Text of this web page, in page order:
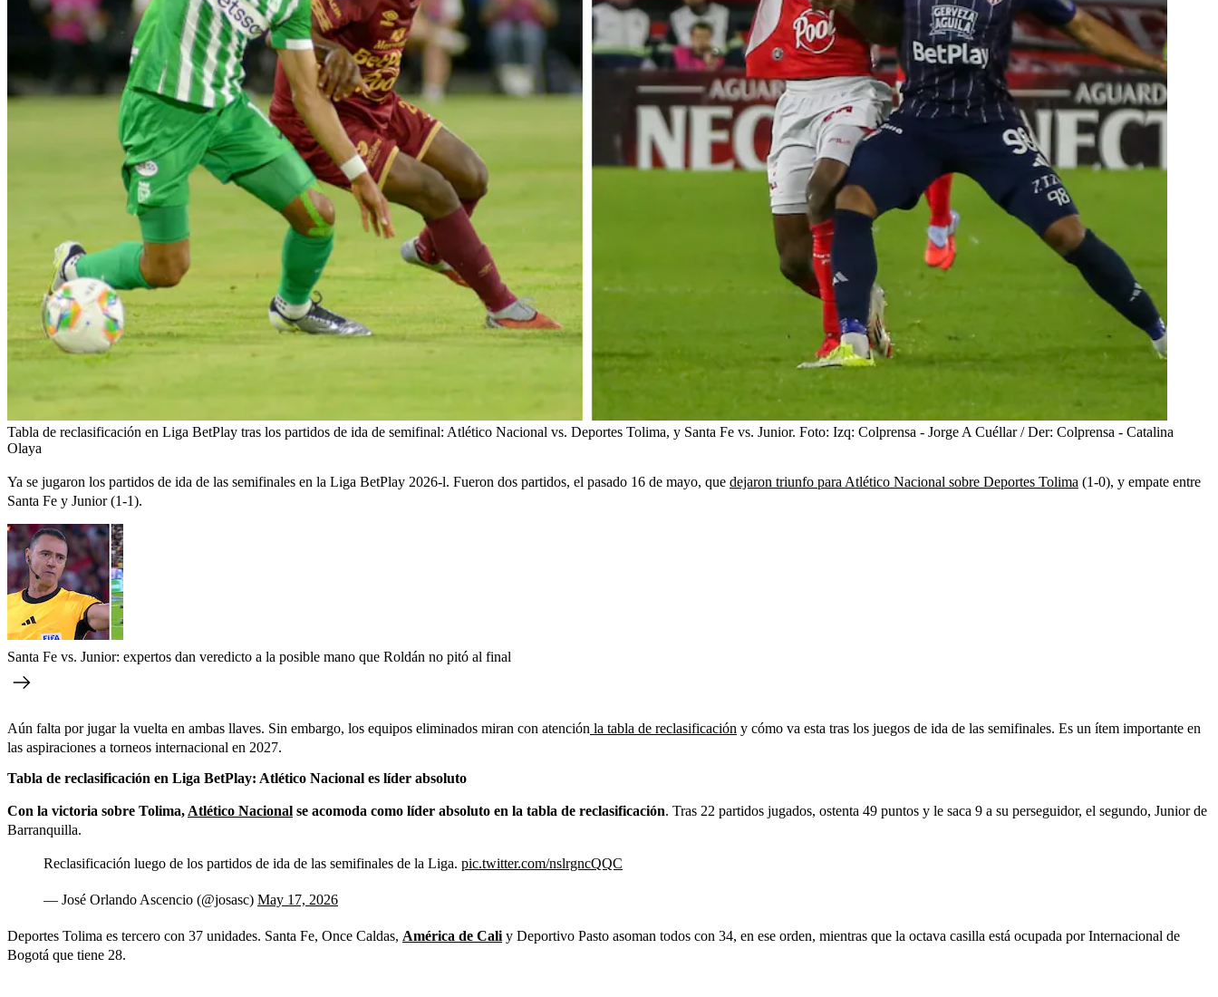
Tabla de reclasificación en Liga BetPlay tras los partidos de ida de semifinal: Atlético Nacional vs. Deportes Tolima, y Santa Fe vs. Junior. Foto: Izq: Colprensa - Jorge A Cuéllar / Der: Colprensa - Catalina
Olaya
Ya se jugaron los partidos de ida de las semifinales en la Liga BetPlay 2026-l. Fueron dos partidos, el pasado 16 de mayo, que dejaron triunfo para Atlético Nacional sobre Deportes Tolima (1-0), y empate entre
Santa Fe y Junior (1-1).
Santa Fe vs. Junior: expertos dan veredicto a la posible mano que Roldán no pitó al final
Aún falta por jugar la vuelta en ambas llaves. Sin embargo, los equipos eliminados miran con atención la tabla de reclasificación y cómo va esta tras los juegos de ida de las semifinales. Es un ítem importante en
las aspiraciones a torneos internacional en 2027.
Tabla de reclasificación en Liga BetPlay: Atlético Nacional es líder absoluto
Con la victoria sobre Tolima, Atlético Nacional se acomoda como líder absoluto en la tabla de reclasificación. Tras 22 partidos jugados, ostenta 49 puntos y le saca 9 a su perseguidor, el segundo, Junior de
Barranquilla.
Reclasificación luego de los partidos de ida de las semifinales de la Liga. pic.twitter.com/nslrgncQQC
— José Orlando Ascencio (@josasc) May 17, 2026
Deportes Tolima es tercero con 37 unidades. Santa Fe, Once Caldas, América de Cali y Deportivo Pasto asoman todos con 34, en ese orden, mientras que la octava casilla está ocupada por Internacional de
Bogotá que tiene 28.